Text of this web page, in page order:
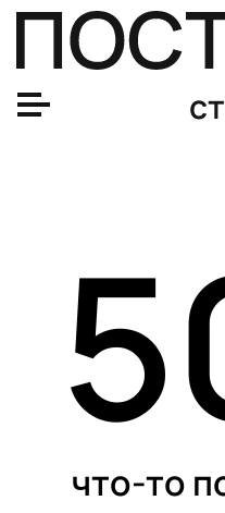
что-то
Почему мы боимся